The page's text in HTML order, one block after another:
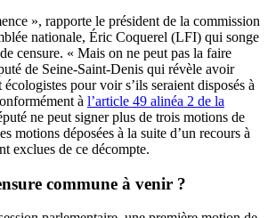
», rapporte le président de la commission
nationale, Éric Coquerel (LFI) qui songe
censure. « Mais on ne peut pas la faire
de Seine-Saint-Denis qui révèle avoir
pour voir s’ils seraient disposés à
à l’article 49 alinéa 2 de la
ne peut signer plus de trois motions de
motions déposées à la suite d’un recours à
exclues de ce décompte.
commune à venir ?